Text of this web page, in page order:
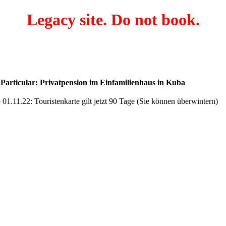
Legacy site. Do not book.
Privatpension im Einfamilienhaus in Kuba
01.11.22: Touristenkarte gilt jetzt 90 Tage (Sie können überwintern)